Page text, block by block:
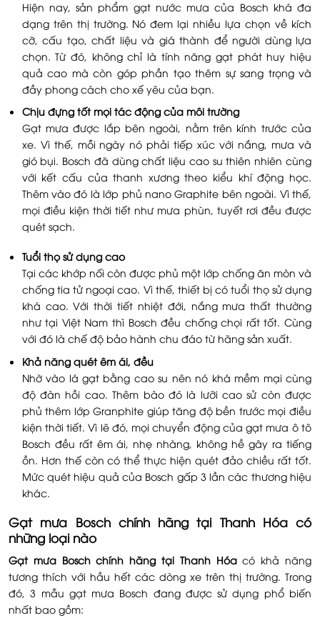
Hiện nay, sản phẩm gạt nước mưa của Bosch khá đa
dạng trên thị trường. Nó đem lại nhiều lựa chọn về kích
cỡ, cấu tạo, chất liệu và giá thành để người dùng lựa
chọn. Từ đó, không chỉ là tính năng gạt phát huy hiệu
quả cao mà còn góp phần tạo thêm sự sang trọng và
đầy phong cách cho xế yêu của bạn.
Chịu đựng tốt mọi tác động của môi trường
Gạt mưa được lắp bên ngoài, nằm trên kính trước của
xe. Vì thế, mỗi ngày nó phải tiếp xúc với nắng, mưa và
gió bụi. Bosch đã dùng chất liệu cao su thiên nhiên cùng
với kết cấu của thanh xương theo kiểu khí động học.
Thêm vào đó là lớp phủ nano Graphite bên ngoài. Vì thế,
mọi điều kiện thời tiết như mưa phùn, tuyết rơi đều được
quét sạch.
Tuổi thọ sử dụng cao
Tại các khớp nối còn được phủ một lớp chống ăn mòn và
chống tia tử ngoại cao. Vì thế, thiết bị có tuổi thọ sử dụng
khá cao. Với thời tiết nhiệt đới, nắng mưa thất thường
như tại Việt Nam thì Bosch đều chống chọi rất tốt. Cùng
với đó là chế độ bảo hành chu đáo từ hãng sản xuất.
Khả năng quét êm ái, đều
Nhờ vào lá gạt bằng cao su nên nó khá mềm mại cùng
độ đàn hồi cao. Thêm bào đó là lưỡi cao sử còn được
phủ thêm lớp Granphite giúp tăng độ bền trước mọi điều
kiện thời tiết. Vì lẽ đó, mọi chuyển động của gạt mưa ô tô
Bosch đều rất êm ái, nhẹ nhàng, không hề gây ra tiếng
ồn. Hơn thế còn có thể thực hiện quét đảo chiều rất tốt.
Mức quét hiệu quả của Bosch gấp 3 lần các thương hiệu
khác.
Gạt mưa Bosch chính hãng tại Thanh Hóacó
những loại nào
Gạt mưa Boschchính hãng tại Thanh Hóa có khả năng
tương thích với hầu hết các dòng xe trên thị trường. Trong
đó, 3 mẫu gạt mưa Bosch đang được sử dụng phổ biến
nhất bao gồm: